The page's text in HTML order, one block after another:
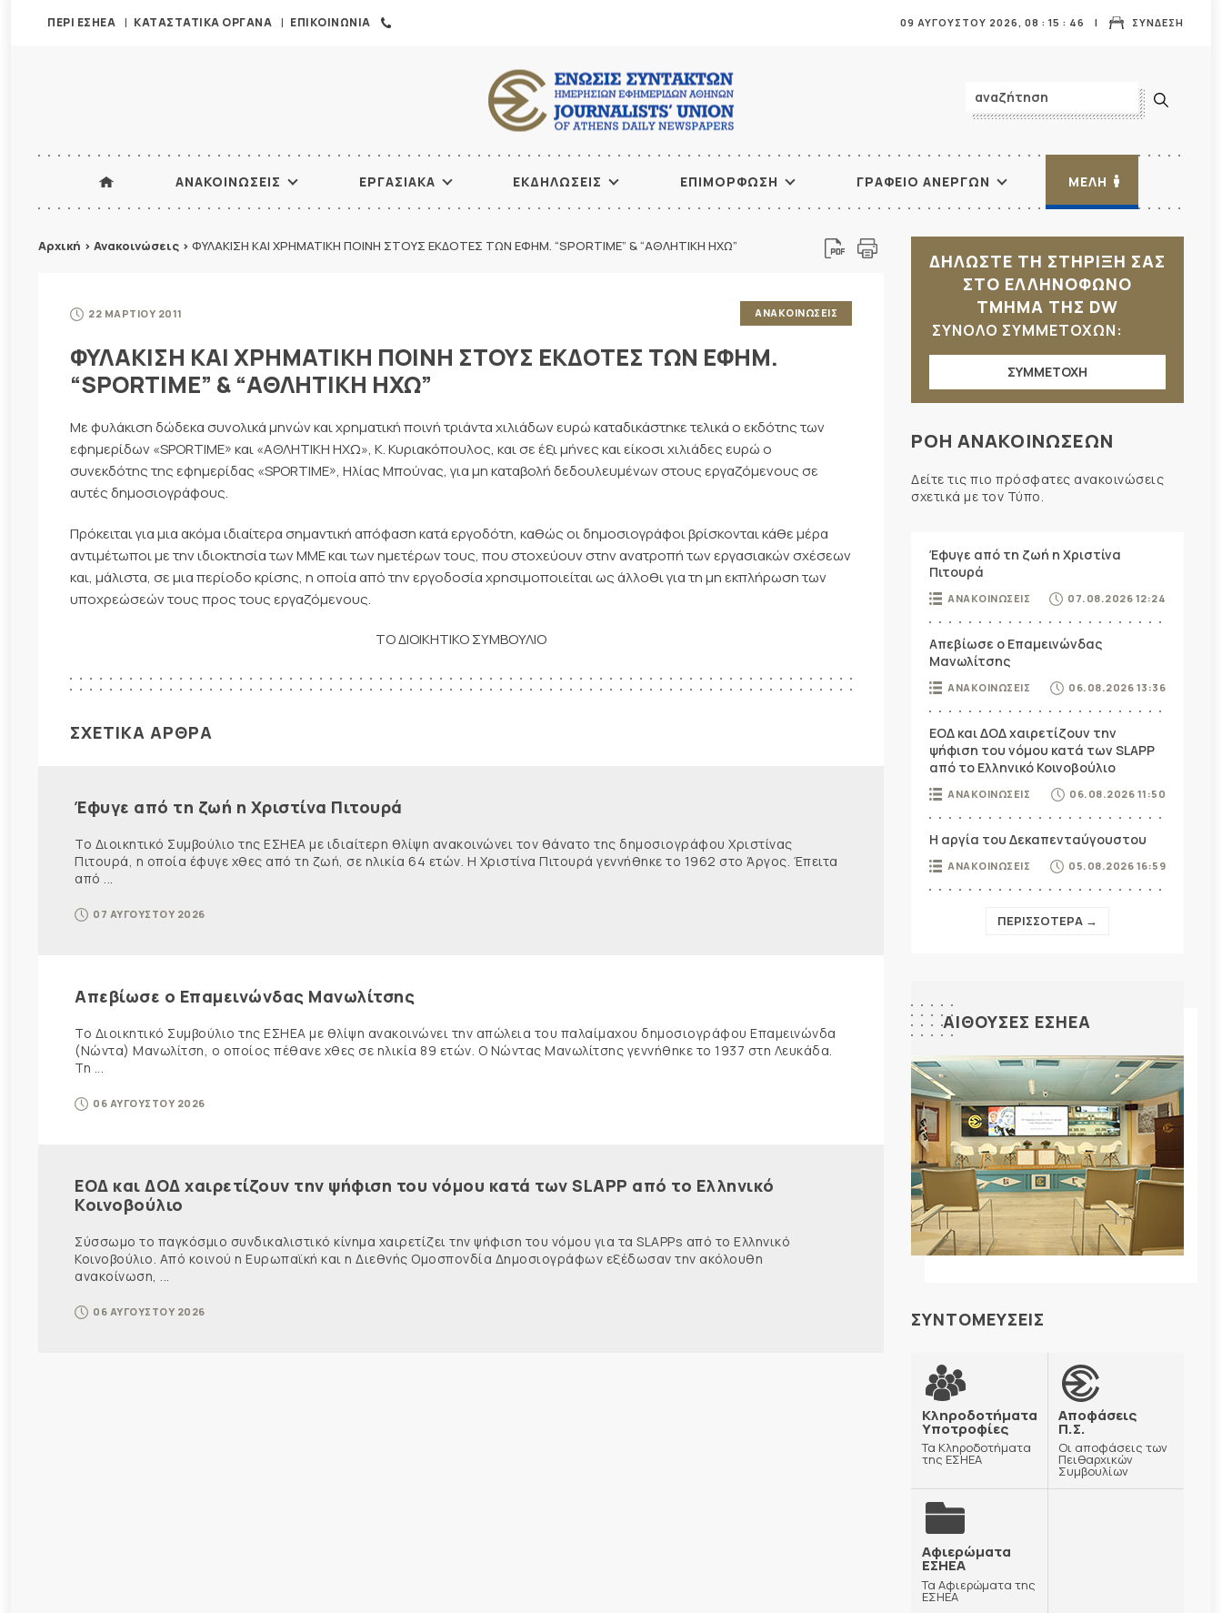
ΠΕΡΙ ΕΣΗΕΑ ΚΑΤΑΣΤΑΤΙΚΑ ΟΡΓΑΝΑ ΕΠΙΚΟΙΝΩΝΙΑ ΣΥΝΔΕΣΗ
09 ΑΥΓΟΥΣΤΟΥ 2026, 08 : 15 : 46
ΑΝΑΚΟΙΝΩΣΕΙΣ ΕΡΓΑΣΙΑΚΑ ΕΚΔΗΛΩΣΕΙΣ ΕΠΙΜΟΡΦΩΣΗ ΓΡΑΦΕΙΟ ΑΝΕΡΓΩΝ ΜΕΛΗ
Αρχική > Ανακοινώσεις > ΦΥΛΑΚΙΣΗ ΚΑΙ ΧΡΗΜΑΤΙΚΗ ΠΟΙΝΗ ΣΤΟΥΣ ΕΚΔΟΤΕΣ ΤΩΝ ΕΦΗΜ. “SPORTIME” & “ΑΘΛΗΤΙΚΗ ΗΧΩ”
22 ΜΑΡΤΙΟΥ 2011 ΑΝΑΚΟΙΝΩΣΕΙΣ
ΦΥΛΑΚΙΣΗ ΚΑΙ ΧΡΗΜΑΤΙΚΗ ΠΟΙΝΗ ΣΤΟΥΣ ΕΚΔΟΤΕΣ ΤΩΝ ΕΦΗΜ.
“SPORTIME” & “ΑΘΛΗΤΙΚΗ ΗΧΩ”
Με φυλάκιση δώδεκα συνολικά μηνών και χρηματική ποινή τριάντα χιλιάδων ευρώ καταδικάστηκε τελικά ο εκδότης των
εφημερίδων «SPORTIME» και «ΑΘΛΗΤΙΚΗ ΗΧΩ», Κ. Κυριακόπουλος, και σε έξι μήνες και είκοσι χιλιάδες ευρώ ο
συνεκδότης της εφημερίδας «SPORTIME», Ηλίας Μπούνας, για μη καταβολή δεδουλευμένων στους εργαζόμενους σε
αυτές δημοσιογράφους.
Πρόκειται για μια ακόμα ιδιαίτερα σημαντική απόφαση κατά εργοδότη, καθώς οι δημοσιογράφοι βρίσκονται κάθε μέρα
αντιμέτωποι με την ιδιοκτησία των ΜΜΕ και των ημετέρων τους, που στοχεύουν στην ανατροπή των εργασιακών σχέσεων
και, μάλιστα, σε μια περίοδο κρίσης, η οποία από την εργοδοσία χρησιμοποιείται ως άλλοθι για τη μη εκπλήρωση των
υποχρεώσεών τους προς τους εργαζόμενους.
ΤΟ ΔΙΟΙΚΗΤΙΚΟ ΣΥΜΒΟΥΛΙΟ
ΣΧΕΤΙΚΑ ΑΡΘΡΑ
Έφυγε από τη ζωή η Χριστίνα Πιτουρά
Το Διοικητικό Συμβούλιο της ΕΣΗΕΑ με ιδιαίτερη θλίψη ανακοινώνει τον θάνατο της δημοσιογράφου Χριστίνας
Πιτουρά, η οποία έφυγε χθες από τη ζωή, σε ηλικία 64 ετών. Η Χριστίνα Πιτουρά γεννήθηκε το 1962 στο Άργος. Έπειτα
από ...
07 ΑΥΓΟΥΣΤΟΥ 2026
Απεβίωσε ο Επαμεινώνδας Μανωλίτσης
Το Διοικητικό Συμβούλιο της ΕΣΗΕΑ με θλίψη ανακοινώνει την απώλεια του παλαίμαχου δημοσιογράφου Επαμεινώνδα
(Νώντα) Μανωλίτση, ο οποίος πέθανε χθες σε ηλικία 89 ετών. Ο Νώντας Μανωλίτσης γεννήθηκε το 1937 στη Λευκάδα.
Τη ...
06 ΑΥΓΟΥΣΤΟΥ 2026
ΕΟΔ και ΔΟΔ χαιρετίζουν την ψήφιση του νόμου κατά των SLAPP από το Ελληνικό
Κοινοβούλιο
Σύσσωμο το παγκόσμιο συνδικαλιστικό κίνημα χαιρετίζει την ψήφιση του νόμου για τα SLAPPs από το Ελληνικό
Κοινοβούλιο. Από κοινού η Ευρωπαϊκή και η Διεθνής Ομοσπονδία Δημοσιογράφων εξέδωσαν την ακόλουθη
ανακοίνωση, ...
06 ΑΥΓΟΥΣΤΟΥ 2026
ΔΗΛΩΣΤΕ ΤΗ ΣΤΗΡΙΞΗ ΣΑΣ
ΣΤΟ ΕΛΛΗΝΟΦΩΝΟ
ΤΜΗΜΑ ΤΗΣ DW
ΣΥΝΟΛΟ ΣΥΜΜΕΤΟΧΩΝ:
ΣΥΜΜΕΤΟΧΗ
ΡΟΗ ΑΝΑΚΟΙΝΩΣΕΩΝ
Δείτε τις πιο πρόσφατες ανακοινώσεις
σχετικά με τον Τύπο.
Έφυγε από τη ζωή η Χριστίνα
Πιτουρά
ΑΝΑΚΟΙΝΩΣΕΙΣ 07.08.2026 12:24
Απεβίωσε ο Επαμεινώνδας
Μανωλίτσης
ΑΝΑΚΟΙΝΩΣΕΙΣ 06.08.2026 13:36
ΕΟΔ και ΔΟΔ χαιρετίζουν την
ψήφιση του νόμου κατά των SLAPP
από το Ελληνικό Κοινοβούλιο
ΑΝΑΚΟΙΝΩΣΕΙΣ 06.08.2026 11:50
Η αργία του Δεκαπενταύγουστου
ΑΝΑΚΟΙΝΩΣΕΙΣ 05.08.2026 16:59
ΠΕΡΙΣΣΟΤΕΡΑ →
ΑΙΘΟΥΣΕΣ ΕΣΗΕΑ
ΣΥΝΤΟΜΕΥΣΕΙΣ
Κληροδοτήματα
Υποτροφίες
Τα Κληροδοτήματα
της ΕΣΗΕΑ
Αποφάσεις
Π.Σ.
Οι αποφάσεις των
Πειθαρχικών
Συμβουλίων
Αφιερώματα
ΕΣΗΕΑ
Τα Αφιερώματα της
ΕΣΗΕΑ